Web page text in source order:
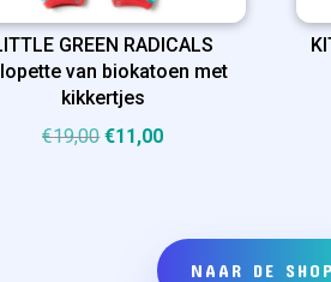
GREEN RADICALS
van biokatoen met
kikkertjes
€19,00Oorspronkelijke
€11,00Huidige
NAAR DE SHOP